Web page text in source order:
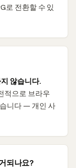
로 전환할 수 있
않습니다.
적으로 브라우
니다 — 개인 사
되나요?